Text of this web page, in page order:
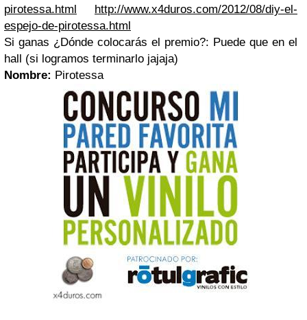
pirotessa.html
http://www.x4duros.com/2012/08/diy-el-
espejo-de-pirotessa.html
Si ganas ¿Dónde colocarás el premio?: Puede que en el
hall (si logramos terminarlo jajaja)
Nombre: Pirotessa